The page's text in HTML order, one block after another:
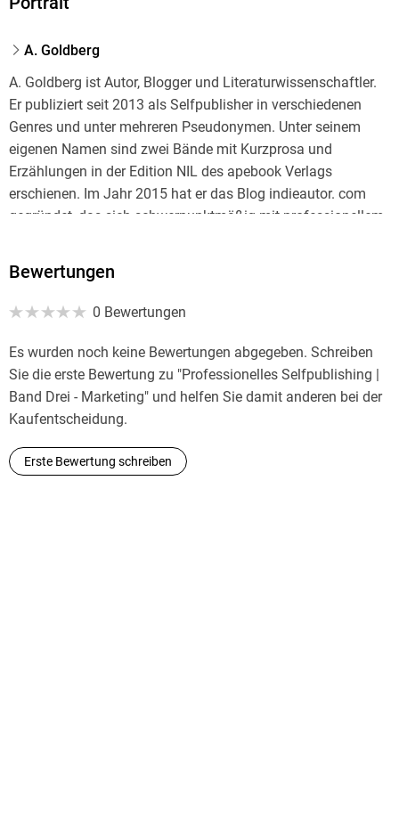
Bereiche des Selfpublishing werden detailliert behandelt. Die
auch Insider-Wissen.
ÜBER DEN AUTOR
A. Goldberg publiziert seit 2013 als Selfpublisher in
verschiedenen Genres und unter mehreren Pseudonymen.
A. Goldberg
A. Goldberg ist Autor, Blogger und Literaturwissenschaftler.
Er publiziert seit 2013 als Selfpublisher in verschiedenen
Genres und unter mehreren Pseudonymen. Unter seinem
eigenen Namen sind zwei Bände mit Kurzprosa und
Erzählungen in der Edition NIL des apebook Verlags
erschienen. Im Jahr 2015 hat er das Blog indieautor. com
gegründet, das sich schwerpunktmäßig mit professionellem
Bewertungen
0 Bewertungen
Es wurden noch keine Bewertungen abgegeben. Schreiben
Sie die erste Bewertung zu "Professionelles Selfpublishing |
Band Drei - Marketing" und helfen Sie damit anderen bei der
Kaufentscheidung.
Erste Bewertung schreiben